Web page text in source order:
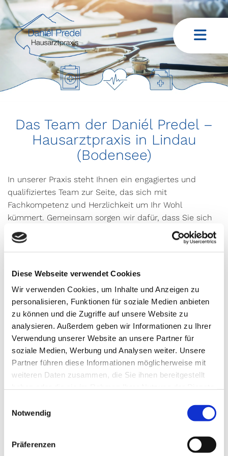
Diese Webseite verwendet Cookies
Wir verwenden Cookies, um Inhalte und Anzeigen zu
personalisieren, Funktionen für soziale Medien anbieten
zu können und die Zugriffe auf unsere Website zu
analysieren. Außerdem geben wir Informationen zu Ihrer
Verwendung unserer Website an unsere Partner für
soziale Medien, Werbung und Analysen weiter. Unsere
Partner führen diese Informationen möglicherweise mit
weiteren Daten zusammen, die Sie ihnen bereitgestellt
Notwendig
Präferenzen
Das Team der Daniél Predel –
Hausarztpraxis in Lindau
(Bodensee)
In unserer Praxis steht Ihnen ein engagiertes und
qualifiziertes Team zur Seite, das sich mit
Fachkompetenz und Herzlichkeit um Ihr Wohl
kümmert. Gemeinsam sorgen wir dafür, dass Sie sich
in jeder Situation gut aufgehoben fühlen – sei es bei
Routineuntersuchungen, akuten Erkrankungen oder in
der langfristigen Betreuung.
Fachkräften, die nicht nur ihre Aufgaben mit höchster
Sorgfalt und Professionalität erfüllen, sondern auch
stets ein offenes Ohr für Ihre Anliegen haben. Uns
verbindet das gemeinsame Ziel, Ihnen die
bestmögliche medizinische Versorgung in einer
angenehmen und vertrauensvollen Atmosphäre zu
bieten.
Facharzt für Innere Medizin, Internistische